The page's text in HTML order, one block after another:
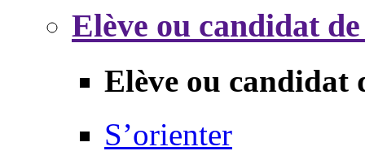
Elève ou candidat
Elève ou candidat
S’orienter